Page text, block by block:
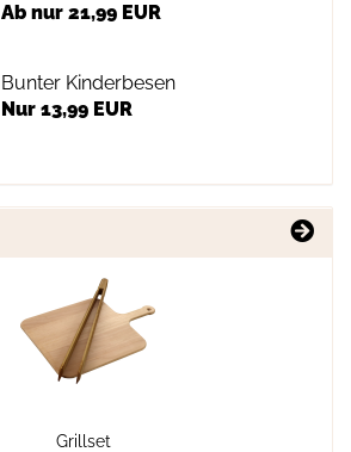
Ab nur 21,99 EUR
Bunter Kinderbesen
Nur 13,99 EUR
Grillset